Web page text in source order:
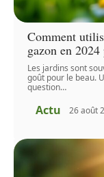
Comment
gazon en
Les jardins sont
goût pour le beau.
question…
Actu 26 août